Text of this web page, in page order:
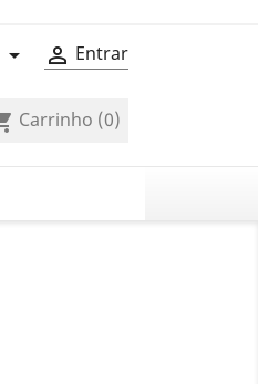
 Entrar

Carrinho (0)